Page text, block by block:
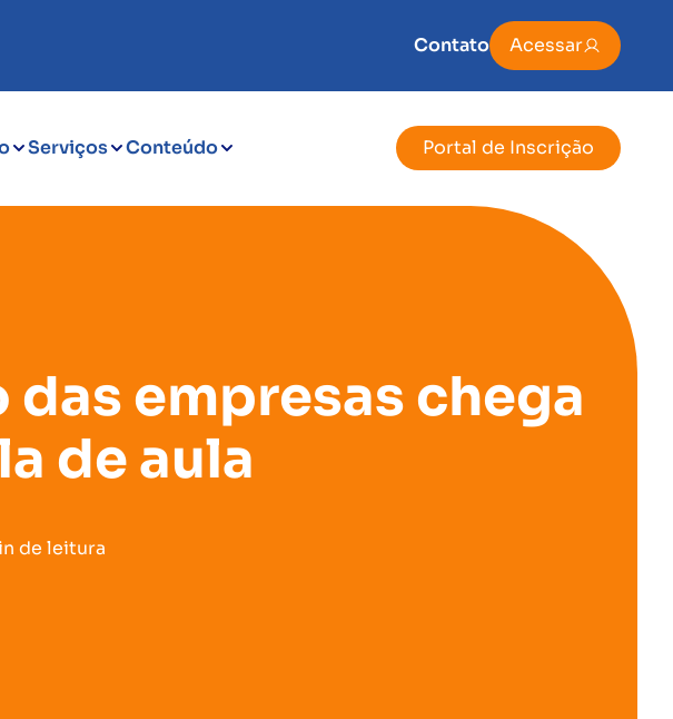
Contato Acessar
Serviços Conteúdo Portal de Inscrição
empresas chega
de aula
de leitura